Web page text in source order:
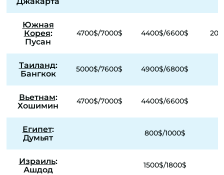
Южная
Корея:
Пусан
4700$/7000$ 4400$/6600$
Таиланд:
Бангкок
5000$/7600$ 4900$/6800$
Вьетнам:
Хошимин
4700$/7000$ 4400$/6600$
Египет:
Думьят
800$/1000$
Израиль:
Ашдод
1500$/1800$